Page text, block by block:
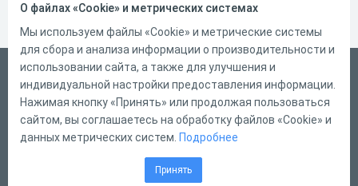
Русский
Справка
Форма обратной связи
О файлах «Cookie» и метрических системах
Мы используем файлы «Cookie» и метрические системы
для сбора и анализа информации о производительности и
использовании сайта, а также для улучшения и
индивидуальной настройки предоставления информации.
Нажимая кнопку «Принять» или продолжая пользоваться
сайтом, вы соглашаетесь на обработку файлов «Cookie» и
данных метрических систем. Подробнее
Принять